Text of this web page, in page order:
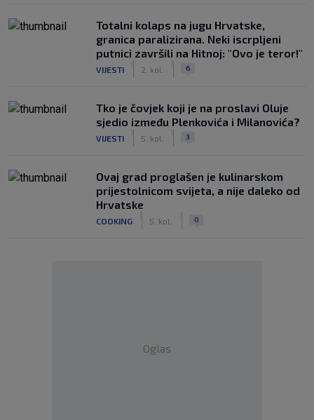
Totalni kolaps na jugu Hrvatske,
granica paralizirana. Neki iscrpljeni
putnici završili na Hitnoj: "Ovo je teror!"
VIJESTI 2. kol. 6
Tko je čovjek koji je na proslavi Oluje
sjedio između Plenkovića i Milanovića?
VIJESTI 5. kol. 3
Ovaj grad proglašen je kulinarskom
prijestolnicom svijeta, a nije daleko od
Hrvatske
COOKING 5. kol. 0
Oglas